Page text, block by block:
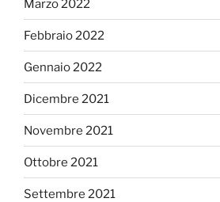
Marzo 2022
Febbraio 2022
Gennaio 2022
Dicembre 2021
Novembre 2021
Ottobre 2021
Settembre 2021